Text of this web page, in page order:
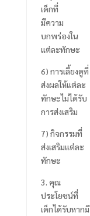
เด็กที่
มีความ
บกพร่องใน
แต่ละทักษะ
6) การเลี้ยงดูที่
ส่งผลให้แต่ละ
ทักษะไม่ได้รับ
การส่งเสริม
7) กิจกรรมที่
ส่งเสริมแต่ละ
ทักษะ
3. คุณ
ประโยชน์ที่
เด็กได้รับหากมี